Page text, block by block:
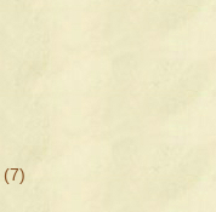
(7)